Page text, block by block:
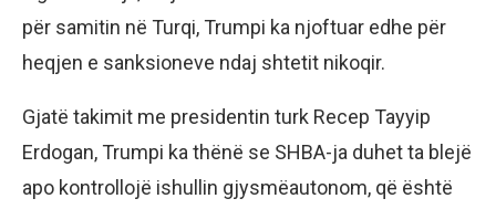
për samitin në Turqi, Trumpi ka njoftuar edhe për
heqjen e sanksioneve ndaj shtetit nikoqir.
Gjatë takimit me presidentin turk Recep Tayyip
Erdogan, Trumpi ka thënë se SHBA-ja duhet ta blejë
apo kontrollojë ishullin gjysmëautonom, që është